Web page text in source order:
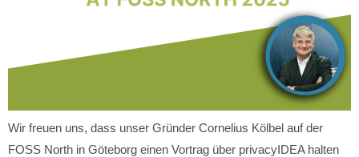
Wir freuen uns, dass unser Gründer Cornelius Kölbel auf der
FOSS North in Göteborg einen Vortrag über privacyIDEA halten